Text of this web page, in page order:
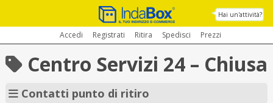
Hai un'attività?
Accedi Registrati Ritira Spedisci Prezzi
Centro Servizi 24 – Chiusa
Contatti punto di ritiro